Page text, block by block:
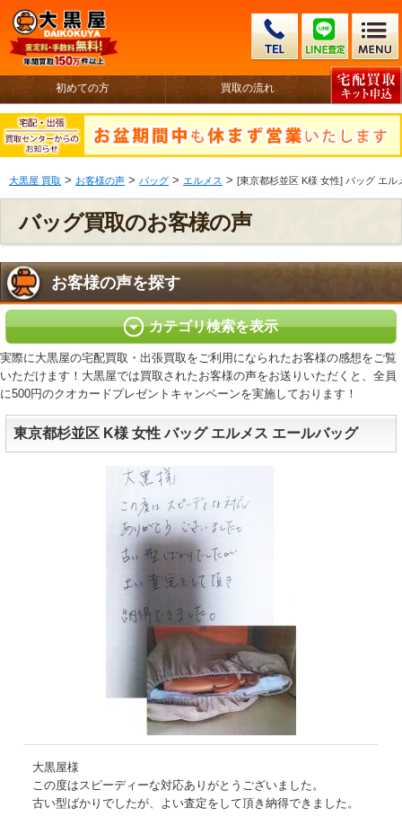
初めての方 買取の流れ
大黒屋 買取 > お客様の声 > バッグ > エルメス > [東京都杉並区 K様 女性] バッグ エル
バッグ買取のお客様の声
お客様の声を探す
カテゴリ検索を表示
実際に大黒屋の宅配買取・出張買取をご利用になられたお客様の感想をご覧
いただけます！大黒屋では買取されたお客様の声をお送りいただくと、全員
に500円のクオカードプレゼントキャンペーンを実施しております！
東京都杉並区 K様 女性 バッグ エルメス エールバッグ
大黒屋様
この度はスピーディーな対応ありがとうございました。
古い型ばかりでしたが、よい査定をして頂き納得できました。